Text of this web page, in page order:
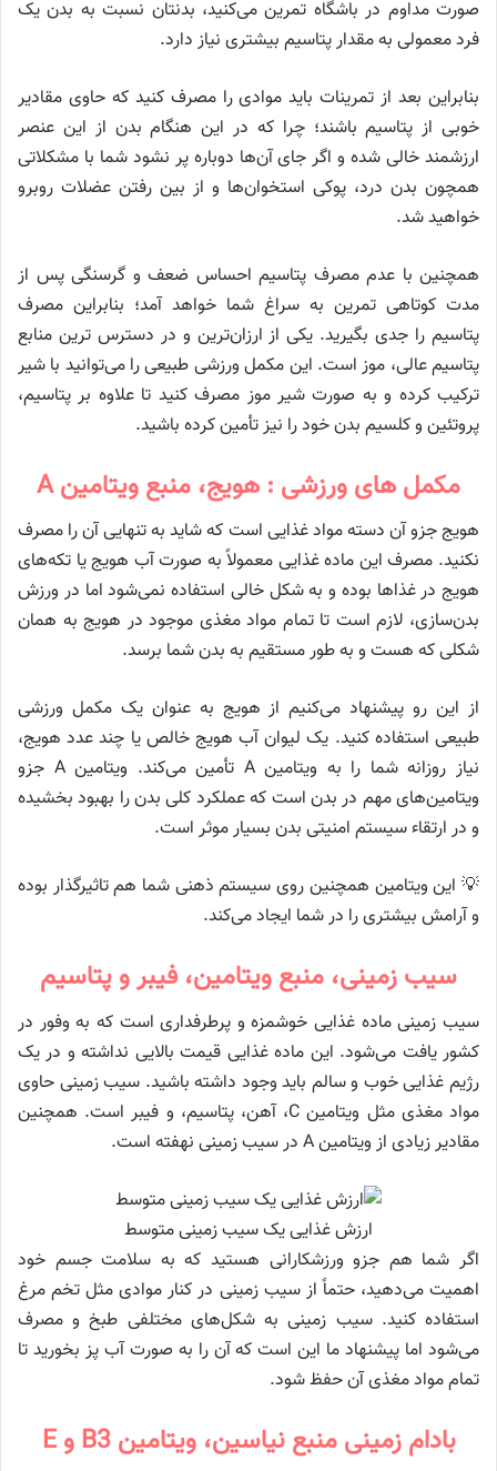
صورت مداوم در باشگاه تمرین می‌کنید، بدنتان نسبت به بدن یک
فرد معمولی به مقدار پتاسیم بیشتری نیاز دارد.
بنابراین بعد از تمرینات باید موادی را مصرف کنید که حاوی مقادیر
خوبی از پتاسیم باشند؛ چرا که در این هنگام بدن از این عنصر
ارزشمند خالی شده و اگر جای آن‌ها دوباره پر نشود شما با مشکلاتی
همچون بدن درد، پوکی استخوان‌ها و از بین رفتن عضلات روبرو
خواهید شد.
همچنین با عدم مصرف پتاسیم احساس ضعف و گرسنگی پس از
مدت کوتاهی تمرین به سراغ شما خواهد آمد؛ بنابراین مصرف
پتاسیم را جدی بگیرید. یکی از ارزان‌ترین و در دسترس ترین منابع
پتاسیم عالی، موز است. این مکمل ورزشی طبیعی را می‌توانید با شیر
ترکیب کرده و به صورت شیر موز مصرف کنید تا علاوه بر پتاسیم،
پروتئین و کلسیم بدن خود را نیز تأمین کرده باشید.
مکمل های ورزشی : هویج، منبع ویتامین A
هویج جزو آن دسته مواد غذایی است که شاید به تنهایی آن را مصرف
نکنید. مصرف این ماده غذایی معمولاً به صورت آب هویج یا تکه‌های
هویج در غذاها بوده و به شکل خالی استفاده نمی‌شود اما در ورزش
بدن‌سازی، لازم است تا تمام مواد مغذی موجود در هویج به همان
شکلی که هست و به طور مستقیم به بدن شما برسد.
از این رو پیشنهاد می‌کنیم از هویج به عنوان یک مکمل ورزشی
طبیعی استفاده کنید. یک لیوان آب هویج خالص یا چند عدد هویج،
نیاز روزانه شما را به ویتامین A تأمین می‌کند. ویتامین A جزو
ویتامین‌های مهم در بدن است که عملکرد کلی بدن را بهبود بخشیده
و در ارتقاء سیستم امنیتی بدن بسیار موثر است.
💡 این ویتامین همچنین روی سیستم ذهنی شما هم تاثیرگذار بوده
و آرامش بیشتری را در شما ایجاد می‌کند.
سیب زمینی، منبع ویتامین، فیبر و پتاسیم
سیب زمینی ماده غذایی خوشمزه و پرطرفداری است که به وفور در
کشور یافت می‌شود. این ماده غذایی قیمت بالایی نداشته و در یک
رژیم غذایی خوب و سالم باید وجود داشته باشید. سیب زمینی حاوی
مواد مغذی مثل ویتامین C، آهن، پتاسیم، و فیبر است. همچنین
مقادیر زیادی از ویتامین A در سیب زمینی نهفته است.
ارزش غذایی یک سیب زمینی متوسط
اگر شما هم جزو ورزشکارانی هستید که به سلامت جسم خود
اهمیت می‌دهید، حتماً از سیب زمینی در کنار موادی مثل تخم مرغ
استفاده کنید. سیب زمینی به شکل‌های مختلفی طبخ و مصرف
می‌شود اما پیشنهاد ما این است که آن را به صورت آب پز بخورید تا
تمام مواد مغذی آن حفظ شود.
بادام زمینی منبع نیاسین، ویتامین B3 و E